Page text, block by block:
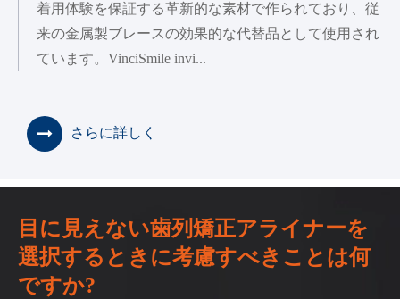
着用体験を保証する革新的な素材で作られており、従
来の金属製ブレースの効果的な代替品として使用され
ています。VinciSmile invi...
さらに詳しく
目に見えない歯列矯正アライナーを
選択するときに考慮すべきことは何
ですか?